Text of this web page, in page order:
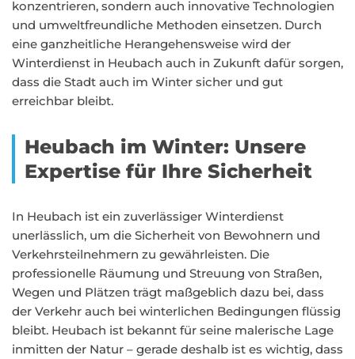
konzentrieren, sondern auch innovative Technologien
und umweltfreundliche Methoden einsetzen. Durch
eine ganzheitliche Herangehensweise wird der
Winterdienst in Heubach auch in Zukunft dafür sorgen,
dass die Stadt auch im Winter sicher und gut
erreichbar bleibt.
Heubach im Winter: Unsere
Expertise für Ihre Sicherheit
In Heubach ist ein zuverlässiger Winterdienst
unerlässlich, um die Sicherheit von Bewohnern und
Verkehrsteilnehmern zu gewährleisten. Die
professionelle Räumung und Streuung von Straßen,
Wegen und Plätzen trägt maßgeblich dazu bei, dass
der Verkehr auch bei winterlichen Bedingungen flüssig
bleibt. Heubach ist bekannt für seine malerische Lage
inmitten der Natur – gerade deshalb ist es wichtig, dass